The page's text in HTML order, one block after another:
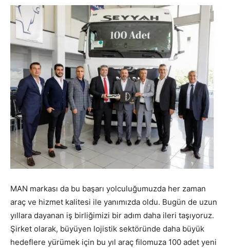
MAN markası da bu başarı yolculuğumuzda her zaman
araç ve hizmet kalitesi ile yanımızda oldu. Bugün de uzun
yıllara dayanan iş birliğimizi bir adım daha ileri taşıyoruz.
Şirket olarak, büyüyen lojistik sektöründe daha büyük
hedeflere yürümek için bu yıl araç filomuza 100 adet yeni